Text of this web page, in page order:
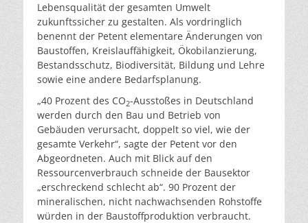
Lebensqualität der gesamten Umwelt
zukunftssicher zu gestalten. Als vordringlich
benennt der Petent elementare Änderungen von
Baustoffen, Kreislauffähigkeit, Ökobilanzierung,
Bestandsschutz, Biodiversität, Bildung und Lehre
sowie eine andere Bedarfsplanung.
„40 Prozent des CO2-Ausstoßes in Deutschland
werden durch den Bau und Betrieb von
Gebäuden verursacht, doppelt so viel, wie der
gesamte Verkehr“, sagte der Petent vor den
Abgeordneten. Auch mit Blick auf den
Ressourcenverbrauch schneide der Bausektor
„erschreckend schlecht ab“. 90 Prozent der
mineralischen, nicht nachwachsenden Rohstoffe
würden in der Baustoffproduktion verbraucht.